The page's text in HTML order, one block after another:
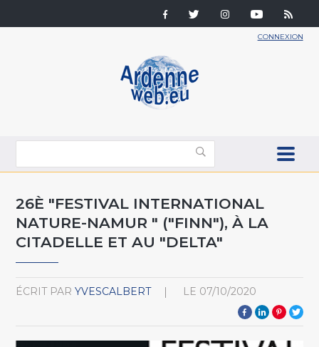
CONNEXION
26È "FESTIVAL INTERNATIONAL
NATURE-NAMUR " ("FINN"), À LA
CITADELLE ET AU "DELTA"
ÉCRIT PAR YVESCALBERT LE 07/10/2020